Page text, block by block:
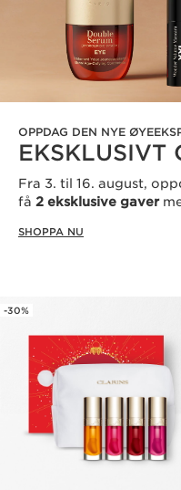
OPPDAG DEN NYE
EKSKLUSIVT
Fra 3. til 16. august,
få 2 eksklusive gaver
SHOPPA NU
-30%